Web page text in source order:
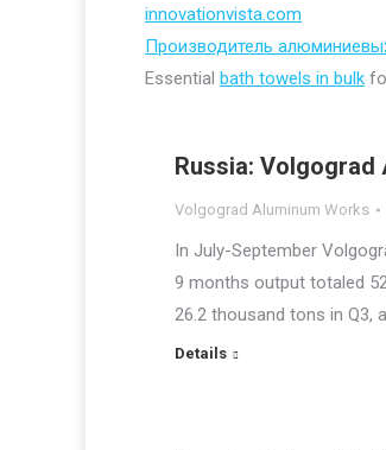
innovationvista.com
Производитель
Essential bath towels in bulk
Russia: Volgograd
Volgograd Aluminum Works
In July-September
9 months output totaled
26.2 thousand tons in Q3,
Details